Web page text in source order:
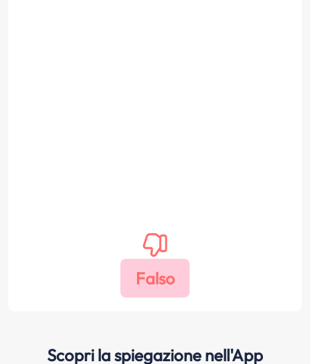
Scopri la spiegazione nell'App